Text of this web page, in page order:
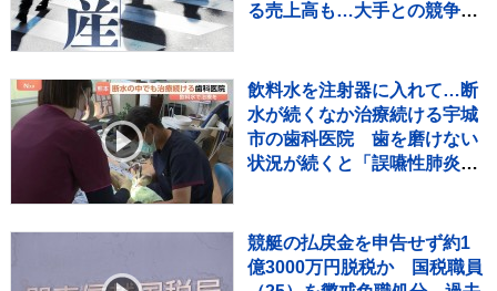
る売上高も…大手との競争や
飲料水を注射器に入れて…断
水が続くなか治療続ける宇城
市の歯科医院 歯を磨けない
状況が続くと「誤嚥性肺炎」
競艇の払戻金を申告せず約1
億3000万円脱税か 国税職員